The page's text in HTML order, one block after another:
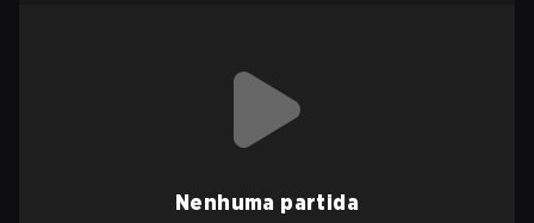
Nenhuma partida